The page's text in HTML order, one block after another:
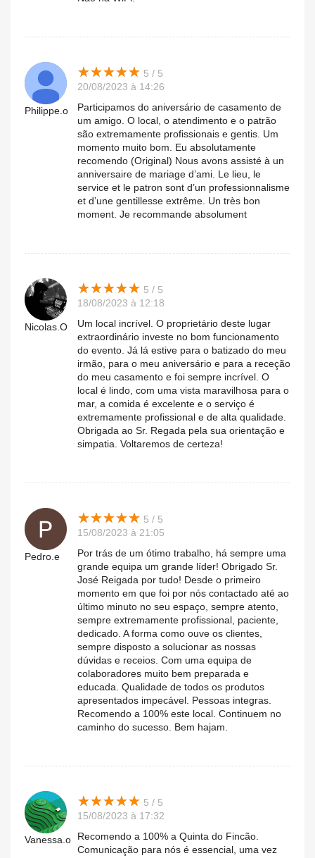
Philippe.o
★★★★★
★★★★★ 5 / 5
20/08/2023 à 14:26
Participamos do aniversário de casamento de
um amigo. O local, o atendimento e o patrão
são extremamente profissionais e gentis. Um
momento muito bom. Eu absolutamente
recomendo (Original) Nous avons assisté à un
anniversaire de mariage d’ami. Le lieu, le
service et le patron sont d’un professionnalisme
et d’une gentillesse extrême. Un très bon
moment. Je recommande absolument
Nicolas.O
★★★★★
★★★★★ 5 / 5
18/08/2023 à 12:18
Um local incrível. O proprietário deste lugar
extraordinário investe no bom funcionamento
do evento. Já lá estive para o batizado do meu
irmão, para o meu aniversário e para a receção
do meu casamento e foi sempre incrível. O
local é lindo, com uma vista maravilhosa para o
mar, a comida é excelente e o serviço é
extremamente profissional e de alta qualidade.
Obrigada ao Sr. Regada pela sua orientação e
simpatia. Voltaremos de certeza!
Pedro.e
★★★★★
★★★★★ 5 / 5
15/08/2023 à 21:05
Por trás de um ótimo trabalho, há sempre uma
grande equipa um grande líder! Obrigado Sr.
José Reigada por tudo! Desde o primeiro
momento em que foi por nós contactado até ao
último minuto no seu espaço, sempre atento,
sempre extremamente profissional, paciente,
dedicado. A forma como ouve os clientes,
sempre disposto a solucionar as nossas
dúvidas e receios. Com uma equipa de
colaboradores muito bem preparada e
educada. Qualidade de todos os produtos
apresentados impecável. Pessoas integras.
Recomendo a 100% este local. Continuem no
caminho do sucesso. Bem hajam.
Vanessa.o
★★★★★
★★★★★ 5 / 5
15/08/2023 à 17:32
Recomendo a 100% a Quinta do Fincão.
Comunicação para nós é essencial, uma vez